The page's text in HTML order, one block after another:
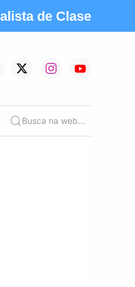
de Clase
Busca na web...